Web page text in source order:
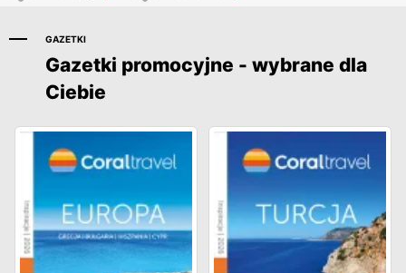
GAZETKI
Gazetki promocyjne - wybrane dla
Ciebie